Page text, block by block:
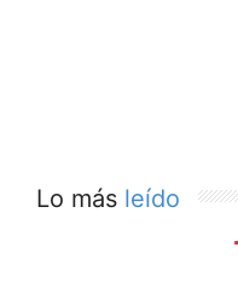
Lo más leído